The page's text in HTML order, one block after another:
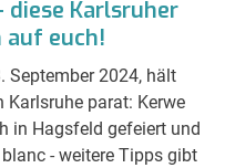
Karlsruher
euch!
September 2024, hält
parat: Kerwe
in Hagsfeld gefeiert und
- weitere Tipps gibt